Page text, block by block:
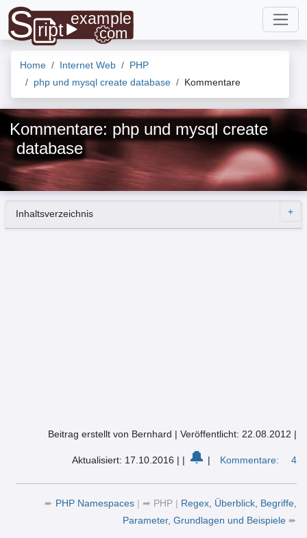
Home Internet Web
PHP
php und mysql create database
Kommentare
Kommentare: php und mysql create
database
Inhaltsverzeichnis
Beitrag erstellt von Bernhard | Veröffentlicht: 22.08.2012 |
Aktualisiert: 17.10.2016 | | 🔔 | Kommentare: 4
➨ PHP Namespaces | ➦ PHP | Regex, Überblick, Begriffe,
Parameter, Grundlagen und Beispiele ➨